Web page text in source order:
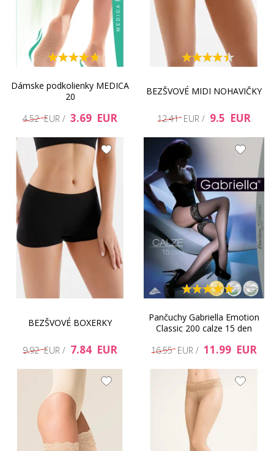
Dámske podkolienky MEDICA
20
4.52 EUR / 3.69 EUR
BEZŠVOVÉ MIDI NOHAVIČKY
12.41 EUR / 9.5 EUR
BEZŠVOVÉ BOXERKY
9.92 EUR / 7.84 EUR
Pančuchy Gabriella Emotion
Classic 200 calze 15 den
16.55 EUR / 11.99 EUR